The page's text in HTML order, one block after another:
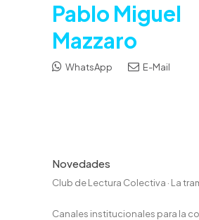
Pablo Miguel
Mazzaro
WhatsApp E-Mail
Novedades
Club de Lectura Colectiva · La
Canales institucionales para la